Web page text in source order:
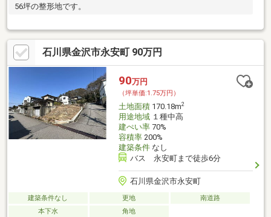
56坪の整形地です。
石川県金沢市永安町 90万円
90万円
（坪単価:1.75万円）
土地面積170.18m2
用途地域１種中高
建ぺい率70%
容積率200%
建築条件なし
バス 永安町まで徒歩6分
石川県金沢市永安町
建築条件なし 更地
南道路
本下水
角地